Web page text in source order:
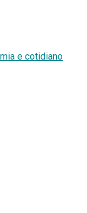
e cotidiano